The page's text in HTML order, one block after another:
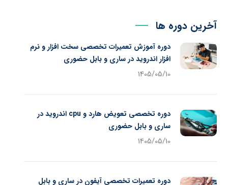
آخرین دوره ها
دوره آموزش تعمیرات تخصصی سخت افزار و نرم
افزار اندروید در ساری و بابل حضوری
1405/05/10
دوره تخصصی تعویض هارد و cpu اندروید در
ساری و بابل حضوری
1405/05/10
دوره تعمیرات تخصصی آیفون در ساری و بابل